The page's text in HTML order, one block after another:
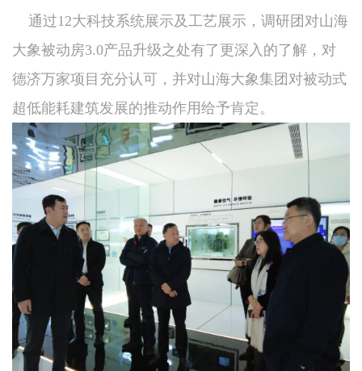
通过12大科技系统展示及工艺展示，调研团对山海
大象被动房3.0产品升级之处有了更深入的了解，对
德济万家项目充分认可，并对山海大象集团对被动式
超低能耗建筑发展的推动作用给予肯定。